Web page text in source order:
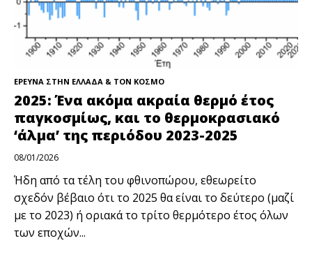
ΕΡΕΥΝΑ ΣΤΗΝ ΕΛΛΑΔΑ & ΤΟΝ ΚΟΣΜΟ
2025: Ένα ακόμα ακραία θερμό έτος
παγκοσμίως, και το θερμοκρασιακό
‘άλμα’ της περιόδου 2023-2025
08/01/2026
Ήδη από τα τέλη του φθινοπώρου, εθεωρείτο
σχεδόν βέβαιο ότι το 2025 θα είναι το δεύτερο (μαζί
με το 2023) ή οριακά το τρίτο θερμότερο έτος όλων
των εποχών...